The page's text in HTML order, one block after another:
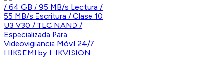
HIKSEMI by HIKVISION